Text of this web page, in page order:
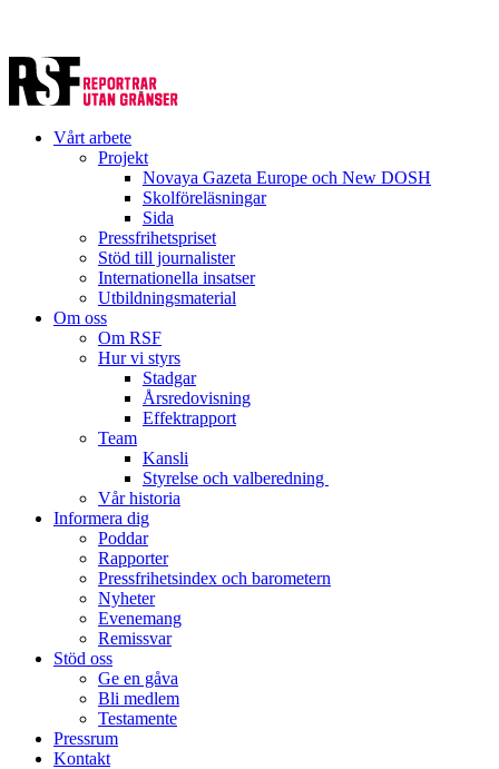
Vårt arbete
Projekt
Novaya Gazeta Europe och New DOSH
Skolföreläsningar
Sida
Pressfrihetspriset
Stöd till journalister
Internationella insatser
Utbildningsmaterial
Om oss
Om RSF
Hur vi styrs
Stadgar
Årsredovisning
Effektrapport
Team
Kansli
Styrelse och valberedning
Vår historia
Informera dig
Poddar
Rapporter
Pressfrihetsindex och barometern
Nyheter
Evenemang
Remissvar
Stöd oss
Ge en gåva
Bli medlem
Testamente
Pressrum
Kontakt